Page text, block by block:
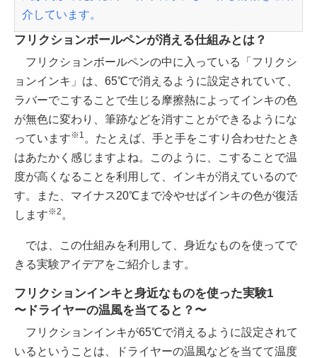
介しています。
フリクションボールペンが消える仕組みとは？
フリクションボールペンの中に入っている「フリクシ
ョンインキ」は、65℃で消えるように設定されていて、
ラバーでこすることで生じる摩擦熱によってインキの色
が無色に変わり、筆跡などを消すことができるようにな
っています※1 。たとえば、手と手をこすり合わせたとき
はあたかく感じますよね。このように、こすることで温
度が高くなることを利用して、インキが消えているので
す。また、マイナス20℃まで冷やせばインキの色が復活
します※2 。
では、この仕組みを利用して、身近なものを使ってで
きる実験アイデアをご紹介します。
フリクションインキと身近なものを使った実験1
〜ドライヤーの温風を当てると？〜
フリクションインキが65℃で消えるように設定されて
いるということは、ドライヤーの温風などを当てて温度